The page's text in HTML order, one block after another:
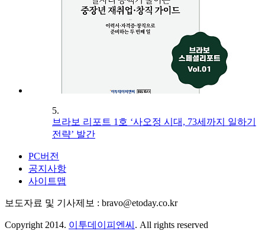
5.
브라보 리포트 1호 ‘사오정 시대, 73세까지 일하기
전략’ 발간
PC버전
공지사항
사이트맵
보도자료 및 기사제보 : bravo@etoday.co.kr
Copyright 2014. 이투데이피엔씨 . All rights reserved